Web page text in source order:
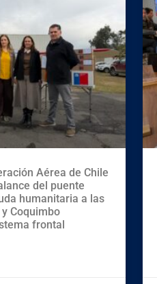
Aérea de Chile
del puente
humanitaria a las
Coquimbo
frontal